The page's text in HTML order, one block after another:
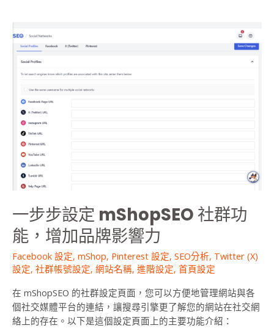
一步步設定 mShopSEO 社群功
能，增加品牌影響力
Facebook 設定​, mShop, Pinterest 設定​, SEO分析, Twitter (X)
設定​, 社群帳號設定, 網站名稱, 進階設定, 首頁設定
在 mShopSEO 的社群設定頁面，您可以方便地管理網站與各
個社交媒體平台的連結，讓搜尋引擎更了解您的網站在社交網
絡上的存在。以下是這個設定頁面上的主要功能介紹：
步
mShopSEO
能，
牌
影
響
力